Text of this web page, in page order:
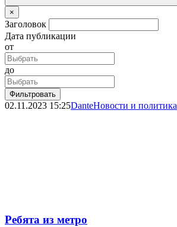
×
Заголовок
Дата публикации
от
до
Фильтровать
02.11.2023 15:25DanteНовости и политика
Ребята из метро